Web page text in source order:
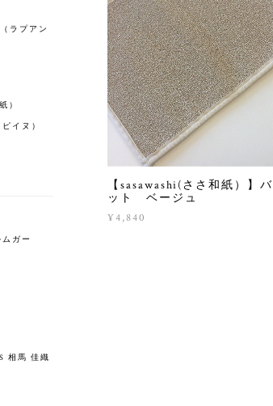
【sasawashi(ささ和紙）】
ット ベージュ
¥4,840
ラプアン
）
イヌ）
ガー
相馬 佳織